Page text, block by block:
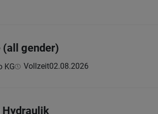
(all gender)
KG Vollzeit02.08.2026
Hydraulik